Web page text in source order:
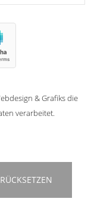
& Grafiks die
verarbeitet.